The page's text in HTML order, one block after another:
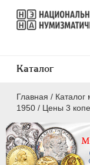
Главная / Каталог
1950 / Цены 3
Каталог